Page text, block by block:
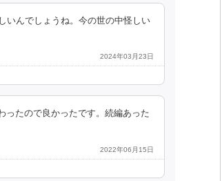
いんでしょうね。今の世の中怪しい
2024年03月23日
ったので良かったです。続編あった
2022年06月15日